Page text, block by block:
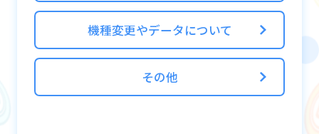
機種変更やデータについて
その他